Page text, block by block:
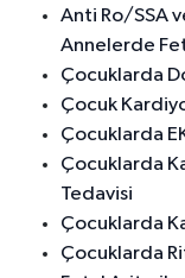
Anti Ro/SSA
Annelerde
Çocuklarda
Çocuk
Çocuklarda
Çocuklarda
Tedavisi
Çocuklarda
Çocuklarda